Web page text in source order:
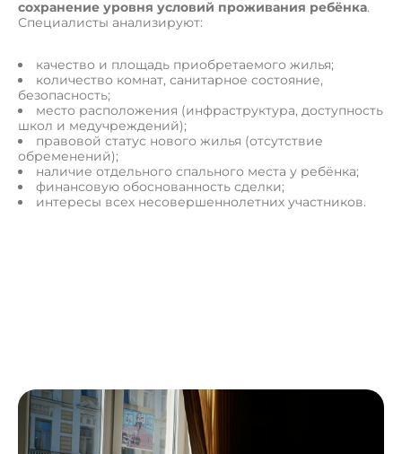
сохранение уровня условий проживания ребёнка.
Специалисты анализируют:
качество и площадь приобретаемого жилья;
количество комнат, санитарное состояние,
безопасность;
место расположения (инфраструктура, доступность
школ и медучреждений);
правовой статус нового жилья (отсутствие
обременений);
наличие отдельного спального места у ребёнка;
финансовую обоснованность сделки;
интересы всех несовершеннолетних участников.